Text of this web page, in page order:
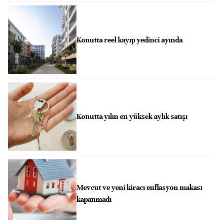
Konutta reel kayıp yedinci ayında
Konutta yılın en yüksek aylık satışı
Mevcut ve yeni kiracı enflasyon makası
kapanmadı